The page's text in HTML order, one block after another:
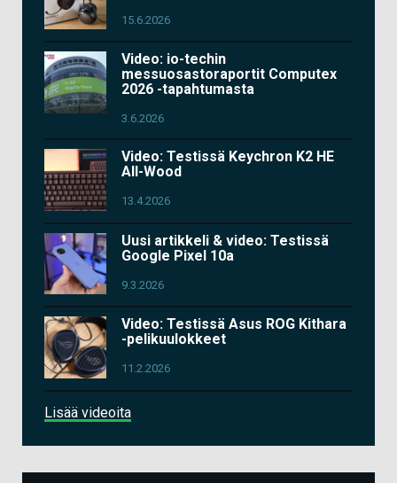
15.6.2026
Video: io-techin
messuosastoraportit Computex
2026 -tapahtumasta
3.6.2026
Video: Testissä Keychron K2 HE
All-Wood
13.4.2026
Uusi artikkeli & video: Testissä
Google Pixel 10a
9.3.2026
Video: Testissä Asus ROG Kithara
-pelikuulokkeet
11.2.2026
Lisää videoita